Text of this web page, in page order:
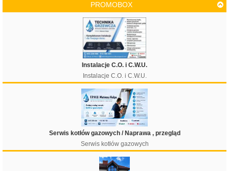
PROMOBOX
Instalacje C.O. i C.W.U.
Instalacje C.O. i C.W.U.
Serwis kotłów gazowych / Naprawa , przegląd
Serwis kotłów gazowych